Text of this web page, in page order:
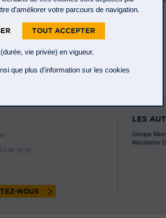
40 20 20
NOUS
LES
Groupe
Mandarine
d’améliorer votre parcours de navigation.
TOUT ACCEPTER
vie privée) en vigueur.
que plus d'information sur les cookies